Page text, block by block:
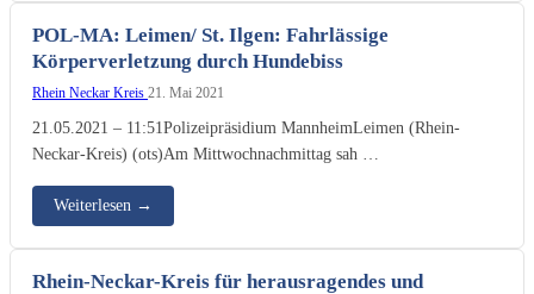
POL-MA: Leimen/ St. Ilgen: Fahrlässige
Körperverletzung durch Hundebiss
Rhein Neckar Kreis 21. Mai 2021
21.05.2021 – 11:51Polizeipräsidium MannheimLeimen (Rhein-
Neckar-Kreis) (ots)Am Mittwochnachmittag sah …
Weiterlesen →
Rhein-Neckar-Kreis für herausragendes und